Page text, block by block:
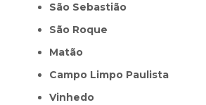
São Sebastião
São Roque
Matão
Campo Limpo Paulista
Vinhedo